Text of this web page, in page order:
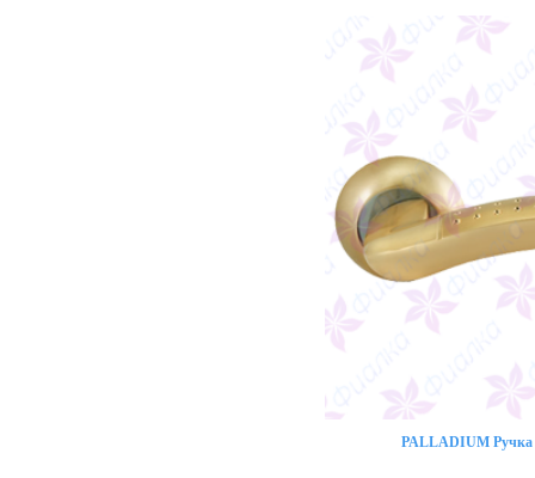
PALLADIUM Ручка